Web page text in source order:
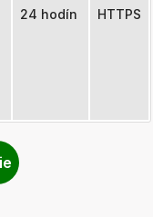
24 hodín HTTPS